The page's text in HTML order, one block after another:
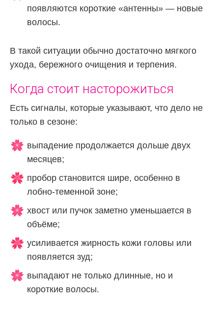
появляются короткие «антенны» — новые
волосы.
В такой ситуации обычно достаточно мягкого
ухода, бережного очищения и терпения.
Когда стоит насторожиться
Есть сигналы, которые указывают, что дело не
только в сезоне:
выпадение продолжается дольше двух
месяцев;
пробор становится шире, особенно в
лобно-теменной зоне;
хвост или пучок заметно уменьшается в
объёме;
усиливается жирность кожи головы или
появляется зуд;
выпадают не только длинные, но и
короткие волосы.